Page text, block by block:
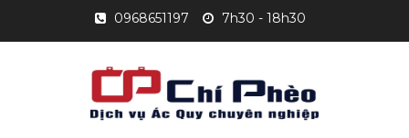
content
0968651197 7h30 - 18h30